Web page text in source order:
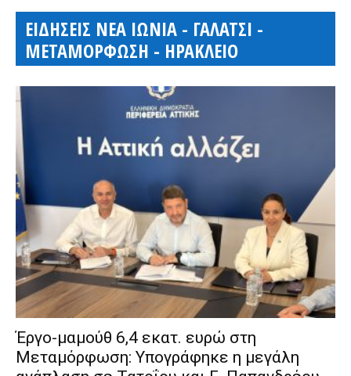
ΕΙΔΗΣΕΙΣ ΝΕΑ ΙΩΝΙΑ - ΓΑΛΑΤΣΙ -
ΜΕΤΑΜΟΡΦΩΣΗ - ΗΡΑΚΛΕΙΟ
Έργο-μαμούθ 6,4 εκατ. ευρώ στη
Μεταμόρφωση: Υπογράφηκε η μεγάλη